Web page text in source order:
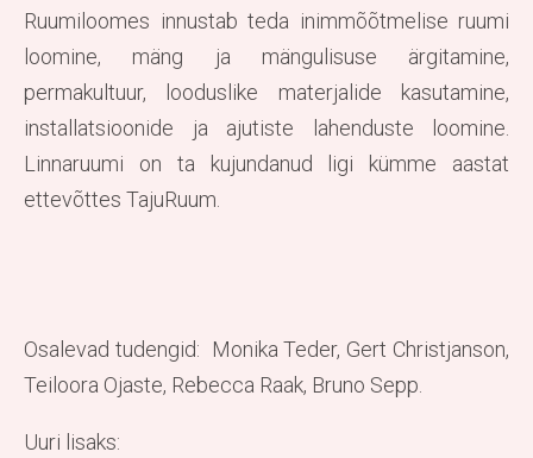
Ruumiloomes innustab teda inimmõõtmelise ruumi
loomine, mäng ja mängulisuse ärgitamine,
permakultuur, looduslike materjalide kasutamine,
installatsioonide ja ajutiste lahenduste loomine.
Linnaruumi on ta kujundanud ligi kümme aastat
ettevõttes TajuRuum.
Osalevad tudengid: Monika Teder, Gert Christjanson,
Teiloora Ojaste, Rebecca Raak, Bruno Sepp.
Uuri lisaks: